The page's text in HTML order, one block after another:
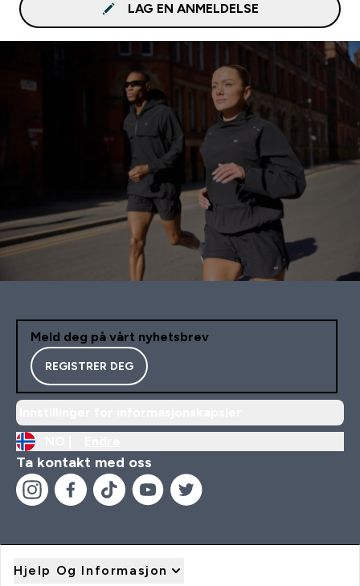
LAG EN ANMELDELSE
Meld deg på vårt nyhetsbrev
REGISTRER DEG
Ta kontakt med oss
Hjelp Og Informasjon